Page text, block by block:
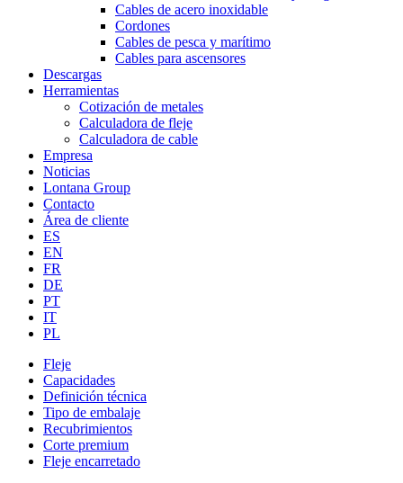
Cables de acero inoxidable
Cordones
Cables de pesca y marítimo
Cables para ascensores
Descargas
Herramientas
Cotización de metales
Calculadora de fleje
Calculadora de cable
Empresa
Noticias
Lontana Group
Contacto
Área de cliente
ES
EN
FR
DE
PT
IT
PL
Fleje
Capacidades
Definición técnica
Tipo de embalaje
Recubrimientos
Corte premium
Fleje encarretado